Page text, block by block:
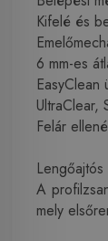
Kifelé és
6 mm-es
UltraClear,
Felár
A
mely